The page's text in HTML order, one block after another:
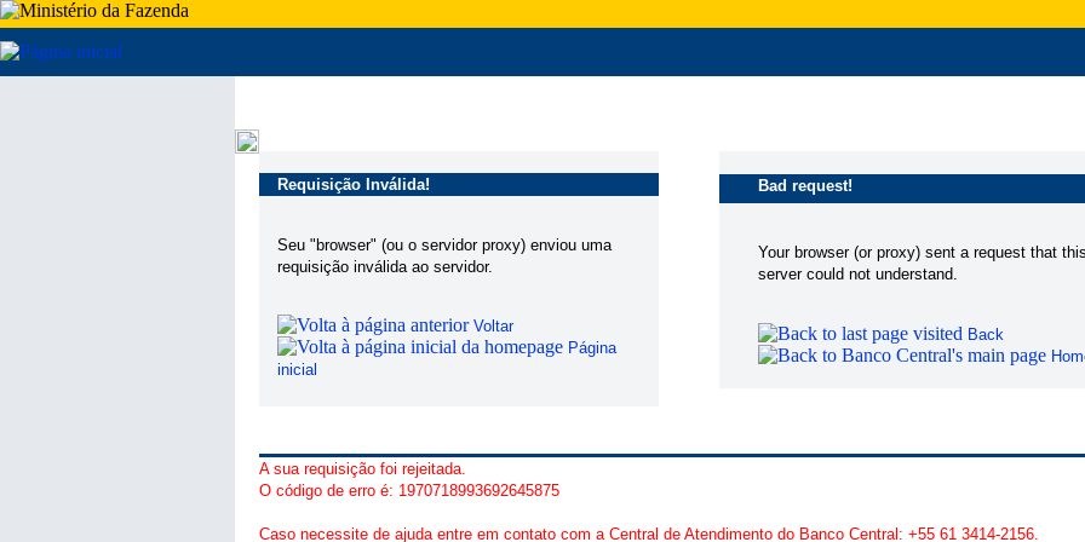
Requisição Inválida!
Seu "browser" (ou o servidor proxy) enviou uma
requisição inválida ao servidor.
Voltar
Página
inicial
Bad request!
Your browser (or proxy) sent a request that
server could not understand.
Back
A sua requisição foi rejeitada.
O código de erro é: 1970718993692645875
Caso necessite de ajuda entre em contato com a Central de Atendimento do Banco Central: +55 61 3414-2156.